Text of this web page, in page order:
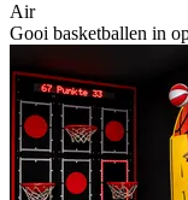
Air
Gooi basketballen in